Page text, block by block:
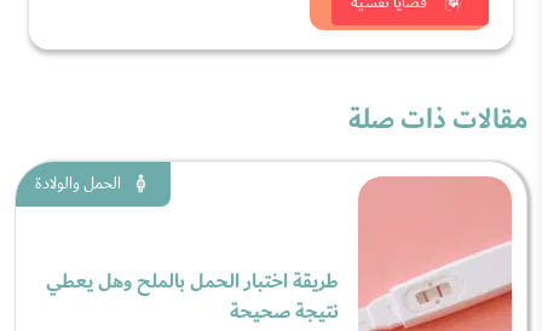
مقالات ذات صلة
الحمل والولادة
طريقة اختبار الحمل بالملح وهل يعطي
نتيجة صحيحة